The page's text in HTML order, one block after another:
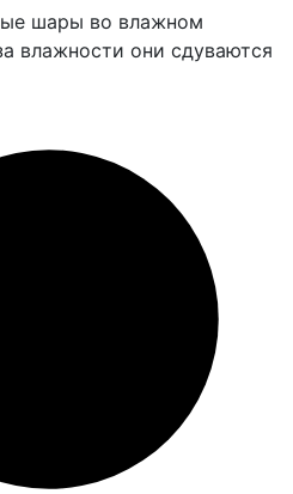
шары во влажном
влажности они сдуваются